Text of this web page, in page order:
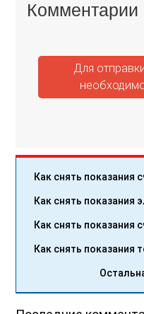
Комментарии
Для
Как снять показания
Как снять показания
Как снять показания
Как снять показания